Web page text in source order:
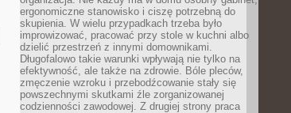
ergonomiczne stanowisko i ciszę potrzebną do
skupienia. W wielu przypadkach trzeba było
improwizować, pracować przy stole w kuchni albo
dzielić przestrzeń z innymi domownikami.
Długofalowo takie warunki wpływają nie tylko na
efektywność, ale także na zdrowie. Bóle pleców,
zmęczenie wzroku i przebodźcowanie stały się
powszechnymi skutkami źle zorganizowanej
codzienności zawodowej. Z drugiej strony praca